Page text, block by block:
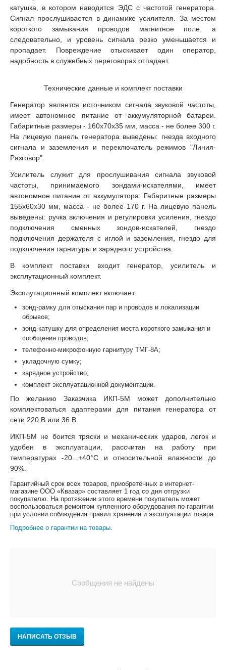
катушка, в котором наводится ЭДС с частотой генератора.
Сигнал прослушивается в динамике усилителя. За местом
короткого замыкания проводов магнитное поле, а
следовательно, и уровень сигнала резко уменьшается и
пропадает. Повреждение отыскивает один оператор,
надобность в служебных переговорах отпадает.
Технические данные и комплект поставки
Генератор является источником сигнала звуковой частоты,
имеет автономное питание от аккумуляторной батареи.
Габаритные размеры - 160х70х35 мм, масса - не более 300 г.
На лицевую панель генератора выведены: гнезда входного
сигнала и заземления и переключатель режимов "Линия-
Разговор".
Усилитель служит для прослушивания сигнала звуковой
частоты, принимаемого зондами-искателями, имеет
автономное питание от аккумулятора. Габаритные размеры
155х60х30 мм, масса - не более 170 г. На лицевую панель
выведены: ручка включения и регулировки усиления, гнездо
подключения сменных зондов-искателей, гнездо
подключения держателя с иглой и заземления, гнездо для
подключения гарнитуры и зарядного устройства.
В комплект поставки входит генератор, усилитель и
эксплутационный комплект.
Эксплутационный комплект включает:
зонд-рамку для отыскания пар и проводов и локализации
обрывов;
зонд-катушку для определения места короткого замыкания и
сообщения проводов;
телефонно-микрофонную гарнитуру ТМГ-8А;
укладочную сумку;
зарядное устройство;
комплект эксплуатационной документации.
По желанию Заказчика ИКП-5М может дополнительно
комплектоваться адаптерами для питания генератора от
сети 220 В или 36 В.
ИКП-5М не боится тряски и механических ударов, легок и
удобен в эксплуатации, рассчитан на работу при
температурах -20...+40°С и относительной влажности до
90%.
Гарантийный срок всех товаров, приобретённых в интернет-
магазине ООО «Квазар» составляет 1 год со дня отгрузки
покупателю. На протяжении этого времени покупатель может
воспользоваться ремонтом купленного оборудования по гарантии
при условии соблюдения правил хранения и эксплуатации товара.
Подробнее о гарантии на товары.
Сообщения не найдены
НАПИСАТЬ ОТЗЫВ